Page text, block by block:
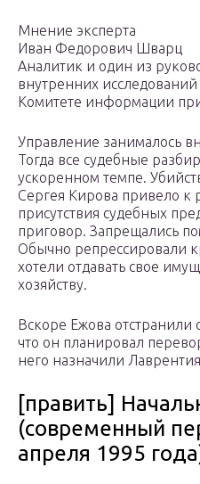
Мнение эксперта
Иван Федорович Шварц
Аналитик и один из
внутренних
Комитете информации
Управление занималось
Тогда все судебные
ускоренном темпе.
Сергея Кирова привело к
присутствия судебных
приговор. Запрещались
Обычно репрессировали
хотели отдавать свое
хозяйству.
Вскоре Ежова отстранили
что он планировал
него назначили
[править]
(современный
апреля 1995